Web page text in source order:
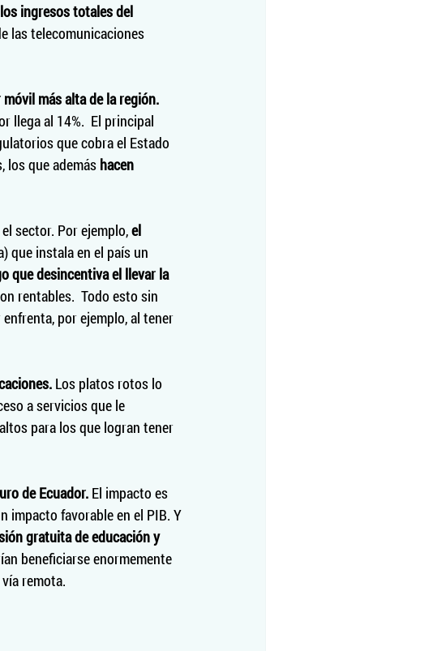
ingresos totales del
las telecomunicaciones
más alta de la región.
llega al 14%.  El principal
que cobra el Estado
los que además hacen
sector. Por ejemplo, el
que instala en el país un
que desincentiva el llevar la
rentables.  Todo esto sin
por ejemplo, al tener
Los platos rotos lo
a servicios que le
para los que logran tener
de Ecuador. El impacto es
impacto favorable en el PIB. Y
gratuita de educación y
beneficiarse enormemente
remota.